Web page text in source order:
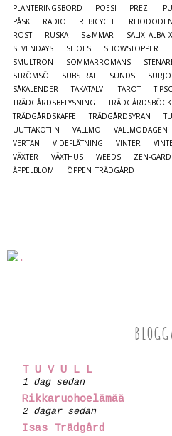
PLANTERINGSBORD
POESI PREZI
PÅSK
RADIO REBICYCLE
ROST
RUSKA S☼MMAR SALIX ALBA
SEVENDAYS
SHOES SHOWSTOPPER
SMULTRON
SOMMARROMANS
STRÖMSÖ
SUBSTRAL SUNDS
SÅKALENDER
TAKATALVI TAROT
TRÄDGÅRDSBELYSNING
TRÄDGÅRDSKAFFE
TRÄDGÅRDSYRAN
UUTTAKOTIIN
VALLMO VALLMODAGEN
VERTAN
VIDEFLÄTNING VINTER
VÄXTER
VÄXTHUS WEEDS ZEN-
ÄPPELBLOM
ÖPPEN TRÄDGÅRD
T U V U L L
1 dag sedan
Rikkaruohoelämää
2 dagar sedan
Isas Trädgård